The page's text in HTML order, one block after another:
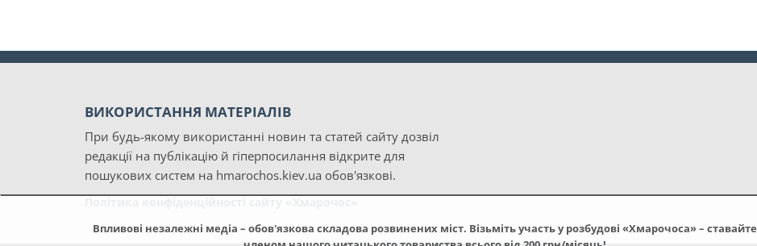
Впливові незалежні медіа – обов'язкова складова розвинених міст. Візьміть участь у розбудові «Хмарочоса» – ставайте
ВИКОРИСТАННЯ МАТЕРІАЛІВ
При будь-якому використанні новин та статей сайту дозвіл
редакції на публікацію й гіперпосилання відкрите для
пошукових систем на hmarochos.kiev.ua обов'язкові.